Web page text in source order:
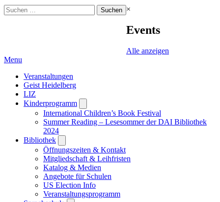
Suchen
nach:
×
Events
Alle anzeigen
Menu
Veranstaltungen
Geist Heidelberg
LIZ
Kinderprogramm
submenu
International Children’s Book Festival
Summer Reading – Lesesommer der DAI Bibliothek
2024
Bibliothek
submenu
Öffnungszeiten & Kontakt
Mitgliedschaft & Leihfristen
Katalog & Medien
Angebote für Schulen
US Election Info
Veranstaltungsprogramm